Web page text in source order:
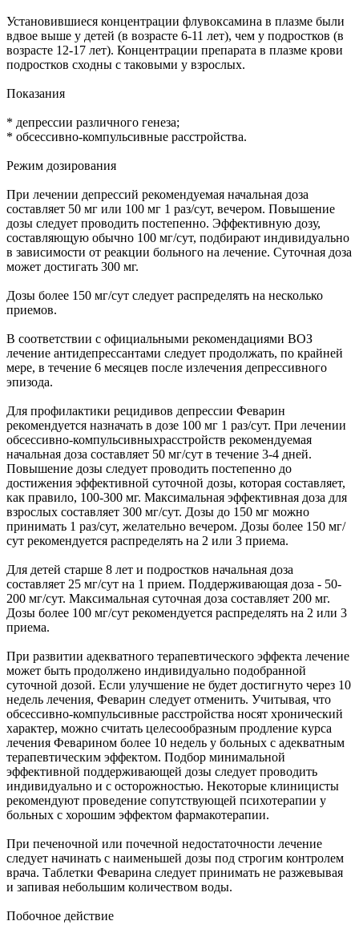
Установившиеся концентрации флувоксамина в плазме были
вдвое выше у детей (в возрасте 6-11 лет), чем у подростков (в
возрасте 12-17 лет). Концентрации препарата в плазме крови
подростков сходны с таковыми у взрослых.
Показания
* депрессии различного генеза;
* обсессивно-компульсивные расстройства.
Режим дозирования
При лечении депрессий рекомендуемая начальная доза
составляет 50 мг или 100 мг 1 раз/сут, вечером. Повышение
дозы следует проводить постепенно. Эффективную дозу,
составляющую обычно 100 мг/сут, подбирают индивидуально
в зависимости от реакции больного на лечение. Суточная доза
может достигать 300 мг.
Дозы более 150 мг/сут следует распределять на несколько
приемов.
В соответствии с официальными рекомендациями ВОЗ
лечение антидепрессантами следует продолжать, по крайней
мере, в течение 6 месяцев после излечения депрессивного
эпизода.
Для профилактики рецидивов депрессии Феварин
рекомендуется назначать в дозе 100 мг 1 раз/сут. При лечении
обсессивно-компульсивныхрасстройств рекомендуемая
начальная доза составляет 50 мг/сут в течение 3-4 дней.
Повышение дозы следует проводить постепенно до
достижения эффективной суточной дозы, которая составляет,
как правило, 100-300 мг. Максимальная эффективная доза для
взрослых составляет 300 мг/сут. Дозы до 150 мг можно
принимать 1 раз/сут, желательно вечером. Дозы более 150 мг/
сут рекомендуется распределять на 2 или 3 приема.
Для детей старше 8 лет и подростков начальная доза
составляет 25 мг/сут на 1 прием. Поддерживающая доза - 50-
200 мг/сут. Максимальная суточная доза составляет 200 мг.
Дозы более 100 мг/сут рекомендуется распределять на 2 или 3
приема.
При развитии адекватного терапевтического эффекта лечение
может быть продолжено индивидуально подобранной
суточной дозой. Если улучшение не будет достигнуто через 10
недель лечения, Феварин следует отменить. Учитывая, что
обсессивно-компульсивные расстройства носят хронический
характер, можно считать целесообразным продление курса
лечения Феварином более 10 недель у больных с адекватным
терапевтическим эффектом. Подбор минимальной
эффективной поддерживающей дозы следует проводить
индивидуально и с осторожностью. Некоторые клиницисты
рекомендуют проведение сопутствующей психотерапии у
больных с хорошим эффектом фармакотерапии.
При печеночной или почечной недостаточности лечение
следует начинать с наименьшей дозы под строгим контролем
врача. Таблетки Феварина следует принимать не разжевывая
и запивая небольшим количеством воды.
Побочное действие